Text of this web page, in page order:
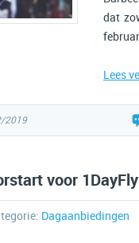
dat
Lees
2019
voor 1DayFly
Dagaanbiedingen